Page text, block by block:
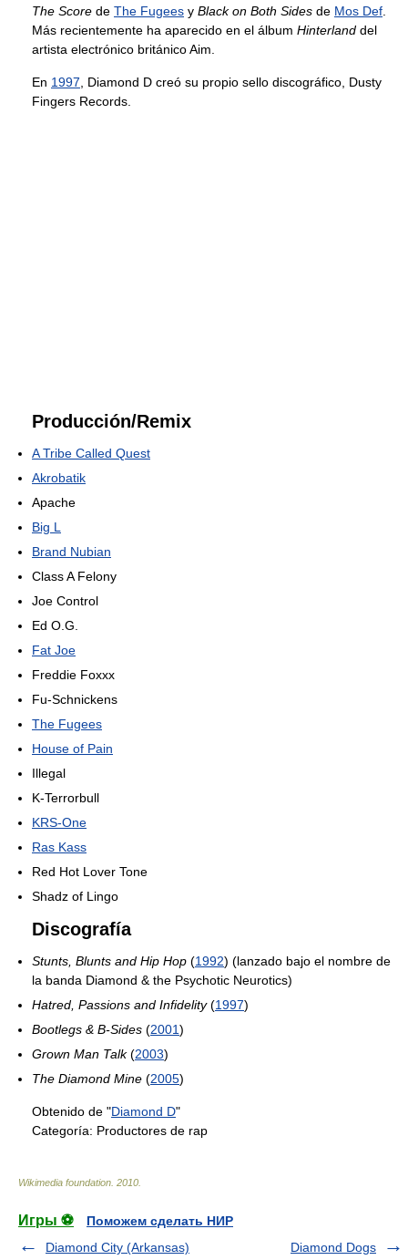
The Score de The Fugees y Black on Both Sides de Mos Def
Más recientemente ha aparecido en el álbum Hinterland del
artista electrónico británico Aim.
En 1997 , Diamond D creó su propio sello discográfico, Dusty
Fingers Records.
Producción/Remix
A Tribe Called Quest
Akrobatik
Apache
Big L
Brand Nubian
Class A Felony
Joe Control
Ed O.G.
Fat Joe
Freddie Foxxx
Fu-Schnickens
The Fugees
House of Pain
Illegal
K-Terrorbull
KRS-One
Ras Kass
Red Hot Lover Tone
Shadz of Lingo
Discografía
Stunts, Blunts and Hip Hop (1992) (lanzado bajo el nombre de
la banda Diamond & the Psychotic Neurotics)
Hatred, Passions and Infidelity(1997)
Bootlegs & B-Sides (2001)
Grown Man Talk(2003)
The Diamond Mine (2005)
Obtenido de "Diamond D"
Categoría: Productores de rap
Wikimedia foundation 2010
Игры ⚽
Поможем сделать НИР
Diamond City (Arkansas)
Diamond Dogs